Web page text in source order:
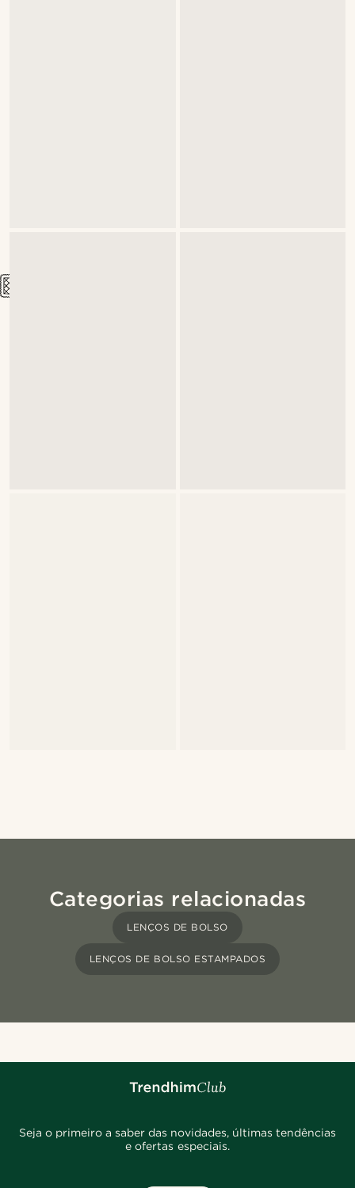
Categorias relacionadas
LENÇOS DE BOLSO
LENÇOS DE BOLSO ESTAMPADOS
Seja o primeiro a saber das novidades, últimas tendências
e ofertas especiais.